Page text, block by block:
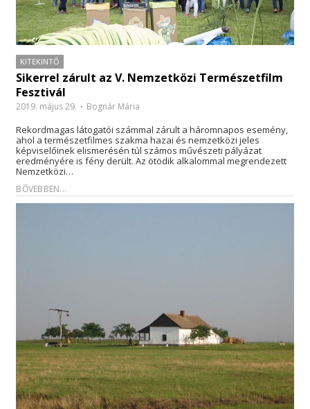
KITEKINTŐ
Sikerrel zárult az V. Nemzetközi Természetfilm
Fesztivál
2019. május 29. Bognár Mária
Rekordmagas látogatói számmal zárult a háromnapos esemény,
ahol a természetfilmes szakma hazai és nemzetközi jeles
képviselőinek elismerésén túl számos művészeti pályázat
eredményére is fény derült. Az ötödik alkalommal megrendezett
Nemzetközi…
BŐVEBBEN...